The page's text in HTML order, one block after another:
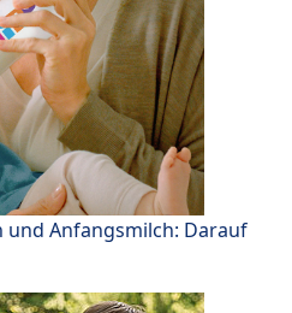
Anfangsmilch: Darauf